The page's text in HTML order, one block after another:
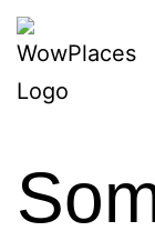
Zum
Inhalt
springen
Reiseblog
WowPlaces.de